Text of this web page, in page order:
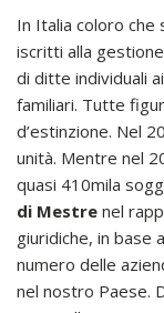
In Italia coloro che
iscritti alla
di ditte individuali
familiari. Tutte
d’estinzione. Nel
unità. Mentre nel
quasi 410mila
di Mestre nel
giuridiche, in base
numero delle
nel nostro Paese.